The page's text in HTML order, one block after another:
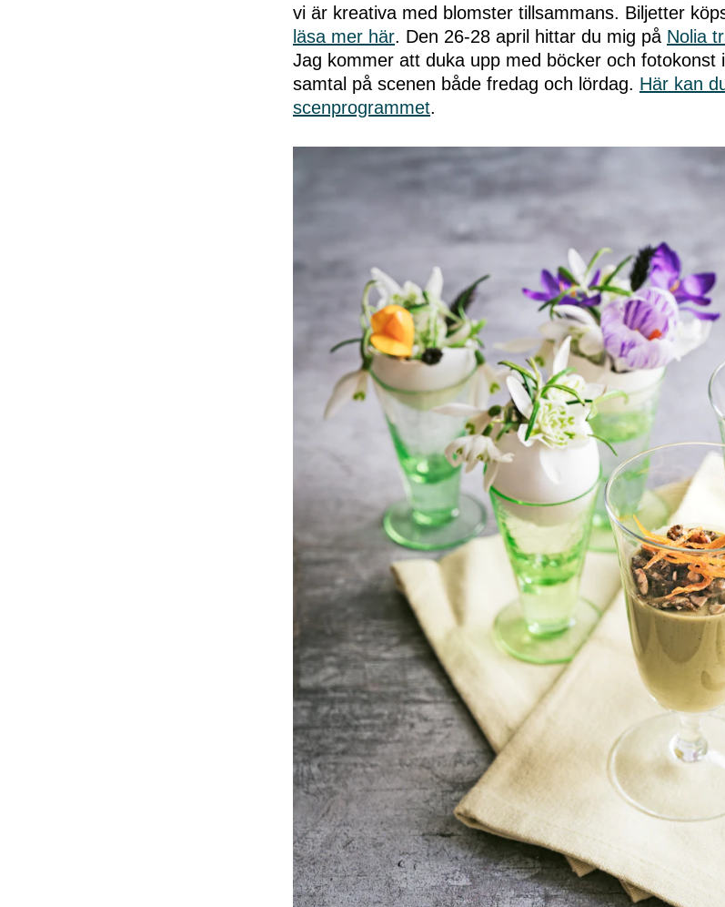
vi är kreativa med blomster tillsammans. Biljetter
läsa mer här. Den 26-28 april hittar du mig på Nolia
Jag kommer att duka upp med böcker och fotokonst
samtal på scenen både fredag och lördag. Här kan
scenprogrammet.